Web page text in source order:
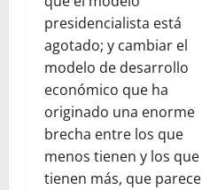
presidencialista está
agotado; y cambiar el
modelo de desarrollo
económico que ha
originado una enorme
brecha entre los que
menos tienen y los que
tienen más, que parece